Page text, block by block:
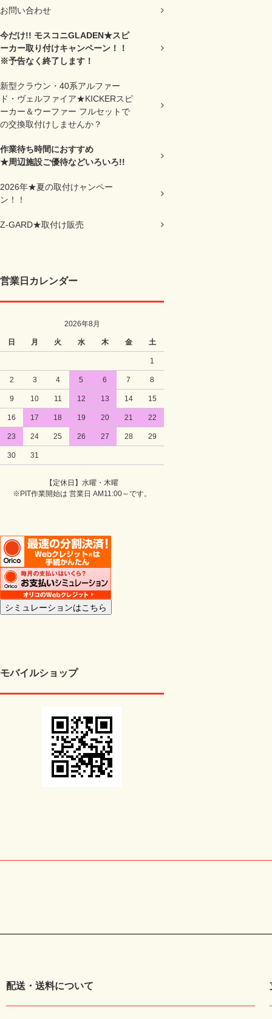
お問い合わせ
今だけ!! モスコニGLADEN★スピ
ーカー取り付けキャンペーン！！
※予告なく終了します！
新型クラウン・40系アルファー
ド・ヴェルファイア★KICKERスピ
ーカー＆ウーファー フルセットで
の交換取付けしませんか？
作業待ち時間におすすめ
★周辺施設ご優待などいろいろ!!
2026年★夏の取付けャンペー
ン！！
Z-GARD★取付け販売
営業日カレンダー
2026年8月
日 月 火 水 木 金 土
1
2 3 4 5 6 7 8
9 10 11 12 13 14 15
16 17 18 19 20 21 22
23 24 25 26 27 28 29
30 31
【定休日】水曜・木曜
※PIT作業開始は 営業日 AM11:00～です。
モバイルショップ
配送・送料について